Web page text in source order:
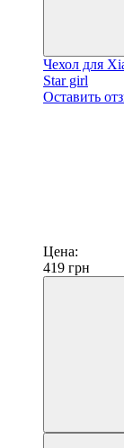
Чехол для
Star girl
Оставить
Цена:
419 грн